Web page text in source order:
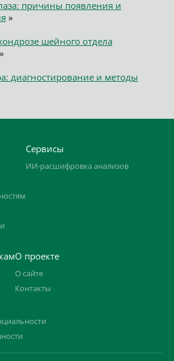
причины появления и
»
шейного отдела
диагностирование и методы
Сервисы
ИИ-расшифровка анализов
О проекте
О сайте
Контакты